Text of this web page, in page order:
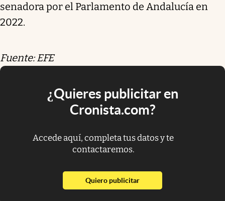
senadora por el Parlamento de Andalucía en
2022.
Fuente: EFE
¿Quieres publicitar en
Cronista.com?
Accede aquí, completa tus datos y te
contactaremos.
Quiero publicitarabre en nueva pestaña